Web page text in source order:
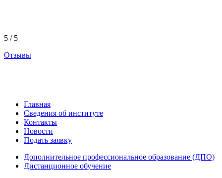
5 / 5
Отзывы
Главная
Сведения об институте
Контакты
Новости
Подать заявку
Дополнительное профессиональное образование (ДПО)
Дистанционное обучение